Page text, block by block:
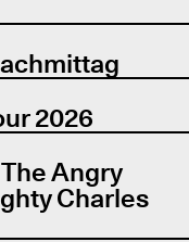
2026
Angry
Charles